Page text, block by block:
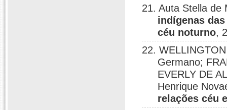
21. Auta Stella de
indígenas
céu noturno,
22.
Germano;
EVERLY DE
Henrique
relações céu